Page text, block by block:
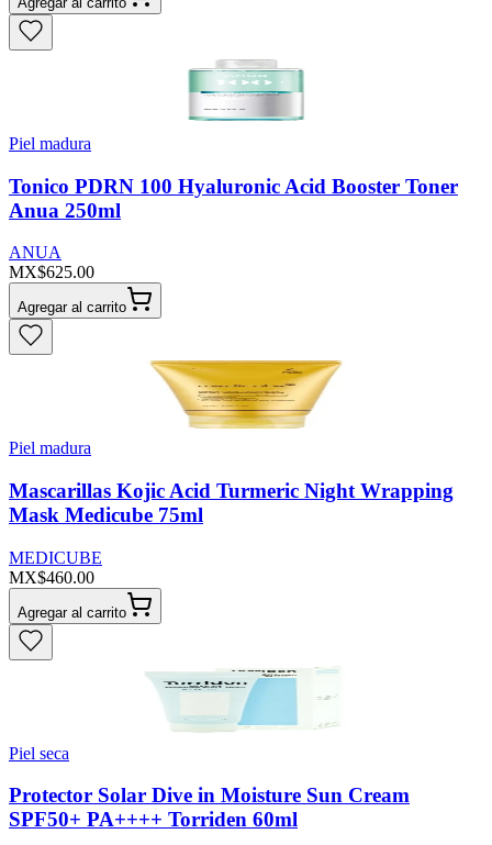
Piel madura
Tonico PDRN 100 Hyaluronic Acid Booster Toner
Anua 250ml
ANUA
MX$625.00
Agregar al carrito
Piel madura
Mascarillas Kojic Acid Turmeric Night Wrapping
Mask Medicube 75ml
MEDICUBE
MX$460.00
Agregar al carrito
Piel seca
Protector Solar Dive in Moisture Sun Cream
SPF50+ PA++++ Torriden 60ml